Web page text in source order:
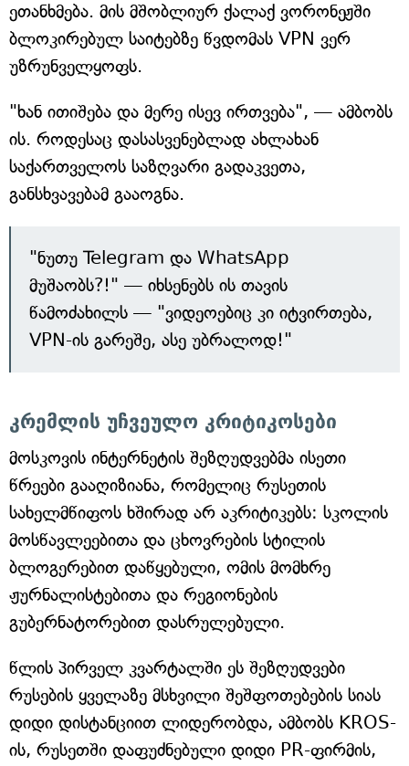
ეთანხმება. მის მშობლიურ ქალაქ ვორონეჟში
ბლოკირებულ საიტებზე წვდომას VPN ვერ
უზრუნველყოფს.
"ხან ითიშება და მერე ისევ ირთვება", — ამბობს
ის. როდესაც დასასვენებლად ახლახან
საქართველოს საზღვარი გადაკვეთა,
განსხვავებამ გააოგნა.
"ნუთუ Telegram და WhatsApp
მუშაობს?!" — იხსენებს ის თავის
წამოძახილს — "ვიდეოებიც კი იტვირთება,
VPN-ის გარეშე, ასე უბრალოდ!"
კრემლის უჩვეულო კრიტიკოსები
მოსკოვის ინტერნეტის შეზღუდვებმა ისეთი
წრეები გააღიზიანა, რომელიც რუსეთის
სახელმწიფოს ხშირად არ აკრიტიკებს: სკოლის
მოსწავლეებითა და ცხოვრების სტილის
ბლოგერებით დაწყებული, ომის მომხრე
ჟურნალისტებითა და რეგიონების
გუბერნატორებით დასრულებული.
წლის პირველ კვარტალში ეს შეზღუდვები
რუსების ყველაზე მსხვილი შეშფოთებების სიას
დიდი დისტანციით ლიდერობდა, ამბობს KROS-
ის, რუსეთში დაფუძნებული დიდი PR-ფირმის,